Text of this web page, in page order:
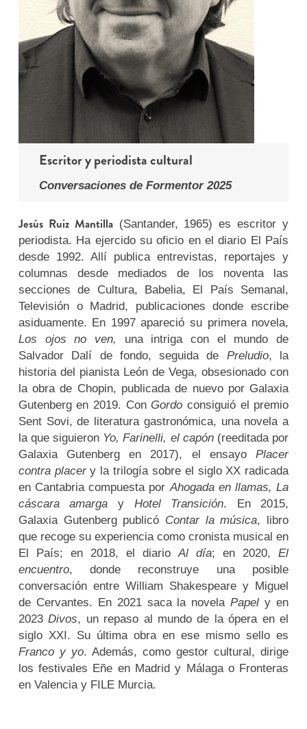
Escritor y periodista cultural
Conversaciones de Formentor 2025
Jesús Ruiz Mantilla(Santander, 1965) es escritor y
periodista. Ha ejercido su oficio en el diario El País
desde 1992. Allí publica entrevistas, reportajes y
columnas desde mediados de los noventa las
secciones de Cultura, Babelia, El País Semanal,
Televisión o Madrid, publicaciones donde escribe
asiduamente. En 1997 apareció su primera novela,
Los ojos no ven, una intriga con el mundo de
Salvador Dalí de fondo, seguida de Preludio, la
historia del pianista León de Vega, obsesionado con
la obra de Chopin, publicada de nuevo por Galaxia
Gutenberg en 2019. Con Gordo consiguió el premio
Sent Sovi, de literatura gastronómica, una novela a
la que siguieron Yo, Farinelli, el capón(reeditada por
Galaxia Gutenberg en 2017), el ensayoPlacer
contra placery la trilogía sobre el siglo XX radicada
en Cantabria compuesta porAhogada en llamas, La
cáscara amarga y Hotel Transición. En 2015,
Galaxia Gutenberg publicó Contar la música, libro
que recoge su experiencia como cronista musical en
El País; en 2018, el diarioAl día; en 2020,El
encuentro, donde reconstruye una posible
conversación entre William Shakespeare y Miguel
de Cervantes. En 2021 saca la novelaPapel y en
2023Divos, un repaso al mundo de la ópera en el
siglo XXI. Su última obra en ese mismo sello es
Franco y yo. Además, como gestor cultural, dirige
los festivales Eñe en Madrid y Málaga o Fronteras
en Valencia y FILE Murcia.